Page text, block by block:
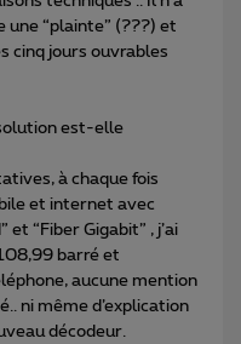
une “plainte” (???) et
cinq jours ouvrables
est-elle
à chaque fois
et internet avec
“Fiber Gigabit” , j’ai
barré et
aucune mention
ni même d’explication
décodeur.